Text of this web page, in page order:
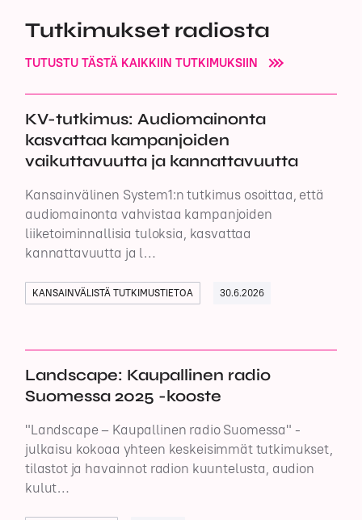
Tutkimukset radiosta
TUTUSTU TÄSTÄ KAIKKIIN TUTKIMUKSIIN
KV-tutkimus: Audiomainonta
kasvattaa kampanjoiden
vaikuttavuutta ja kannattavuutta
Kansainvälinen System1:n tutkimus osoittaa, että
audiomainonta vahvistaa kampanjoiden
liiketoiminnallisia tuloksia, kasvattaa
kannattavuutta ja l…
KANSAINVÄLISTÄ TUTKIMUSTIETOA 30.6.2026
Landscape: Kaupallinen radio
Suomessa 2025 -kooste
"Landscape – Kaupallinen radio Suomessa" -
julkaisu kokoaa yhteen keskeisimmät tutkimukset,
tilastot ja havainnot radion kuuntelusta, audion
kulut…